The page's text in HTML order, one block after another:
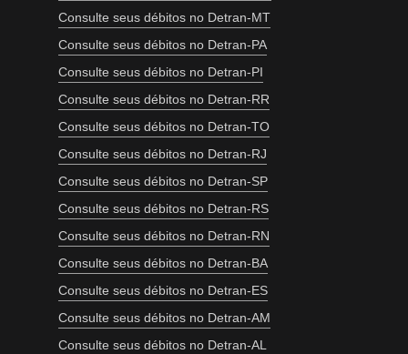
Consulte seus débitos no Detran-MT
Consulte seus débitos no Detran-PA
Consulte seus débitos no Detran-PI
Consulte seus débitos no Detran-RR
Consulte seus débitos no Detran-TO
Consulte seus débitos no Detran-RJ
Consulte seus débitos no Detran-SP
Consulte seus débitos no Detran-RS
Consulte seus débitos no Detran-RN
Consulte seus débitos no Detran-BA
Consulte seus débitos no Detran-ES
Consulte seus débitos no Detran-AM
Consulte seus débitos no Detran-AL